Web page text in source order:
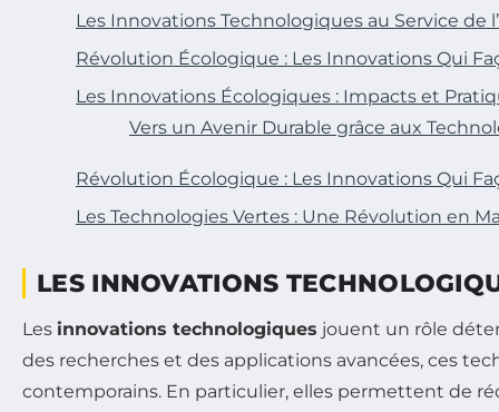
Les Innovations Technologiques au Service de
Révolution Écologique : Les Innovations Qui
Les Innovations Écologiques : Impacts et
Vers un Avenir Durable grâce aux
Révolution Écologique : Les Innovations Qui
Les Technologies Vertes : Une Révolution en
LES INNOVATIONS
Les innovations technologiques jouent un rôle
des recherches et des applications avancées, ces
contemporains. En particulier, elles permettent de